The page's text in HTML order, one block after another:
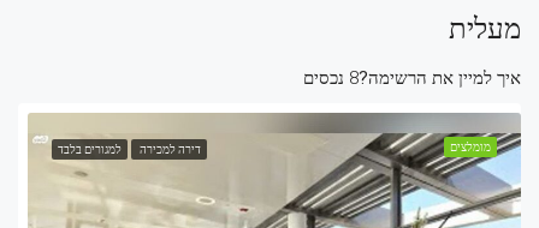
מעלית
8 נכסיםאיך למיין את הרשימה?
מומלצים דירה למכירה למגורים בלבד